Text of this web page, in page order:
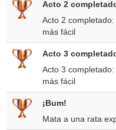
Acto 2
Acto 2
más fácil
Acto 3
Acto 3
más fácil
¡Bum!
Mata a una rata